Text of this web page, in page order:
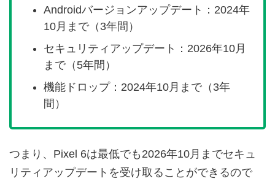
Androidバージョンアップデート：2024年
10月まで（3年間）
セキュリティアップデート：2026年10月
まで（5年間）
機能ドロップ：2024年10月まで（3年
間）
つまり、Pixel 6は最低でも2026年10月までセキュ
リティアップデートを受け取ることができるので